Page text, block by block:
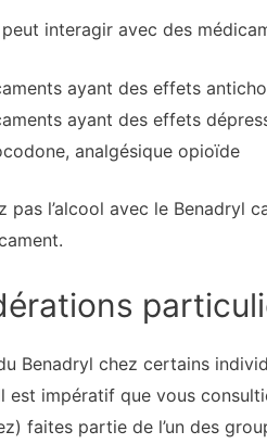
interagir avec des
ayant des effets
ayant des effets
analgésique opioïde
pas l’alcool avec le Benadryl
Benadryl chez certains
est impératif que vous
faites partie de l’un des